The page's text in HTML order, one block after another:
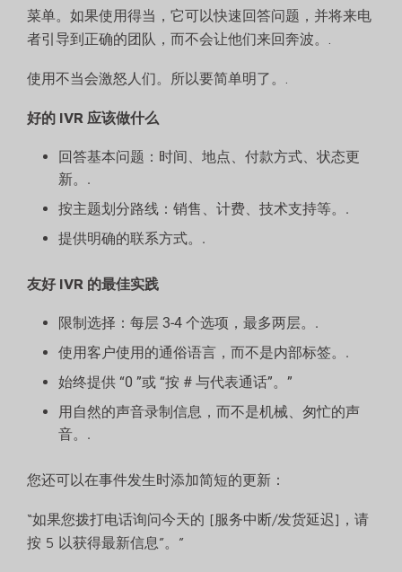
菜单。如果使用得当，它可以快速回答问题，并将来电
者引导到正确的团队，而不会让他们来回奔波。.
使用不当会激怒人们。所以要简单明了。.
好的 IVR 应该做什么
回答基本问题：时间、地点、付款方式、状态更
新。.
按主题划分路线：销售、计费、技术支持等。.
提供明确的联系方式。.
友好 IVR 的最佳实践
限制选择：每层 3-4 个选项，最多两层。.
使用客户使用的通俗语言，而不是内部标签。.
始终提供 “0 ”或 “按 # 与代表通话”。”
用自然的声音录制信息，而不是机械、匆忙的声
音。.
您还可以在事件发生时添加简短的更新：
“如果您拨打电话询问今天的 [服务中断/发货延迟]，请
按 5 以获得最新信息”。”